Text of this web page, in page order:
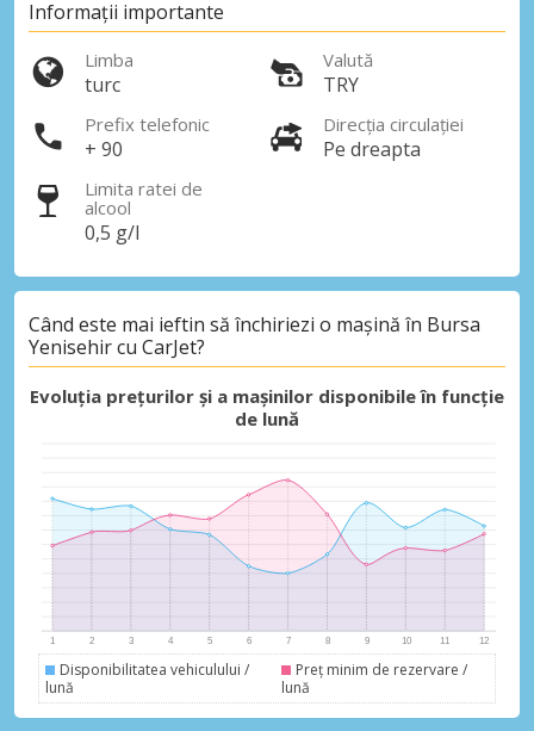
Informații importante
Limba
turc
Valută
TRY
Prefix telefonic
+ 90
Direcția circulației
Pe dreapta
Limita ratei de
alcool
0,5 g/l
Când este mai ieftin să închiriezi o mașină în Bursa
Yenisehir cu CarJet?
Evoluția prețurilor și a mașinilor disponibile în funcție
de lună
Disponibilitatea vehiculului /
lună
Preț minim de rezervare /
lună
Accesați ofertele exclusive ale
furnizorilor noștri
Autentificare cu eLink